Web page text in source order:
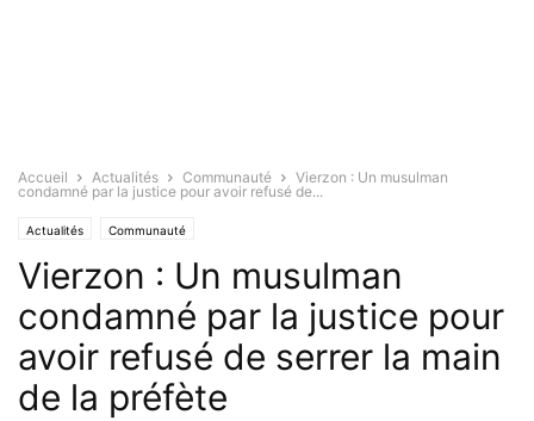
Accueil Actualités Communauté
Vierzon : Un musulman
condamné par la justice pour avoir refusé de...
Actualités Communauté
Vierzon : Un musulman
condamné par la justice pour
avoir refusé de serrer la main
de la préfète